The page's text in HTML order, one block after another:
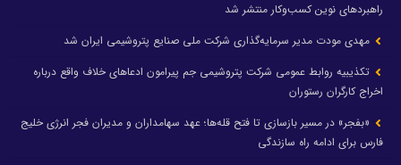
راهبردهای نوین کسب‌وکار منتشر شد
مهدی مودت مدیر سرمایه‌گذاری شرکت ملی صنایع پتروشیمی ایران شد
تکذیبیه روابط عمومی شرکت پتروشیمی جم پیرامون ادعاهای خلاف واقع درباره
اخراج کارگران رستوران
«بفجر» در مسیر بازسازی تا فتح قله‌ها؛ عهد سهامداران و مدیران فجر انرژی خلیج
فارس برای ادامه راه سازندگی